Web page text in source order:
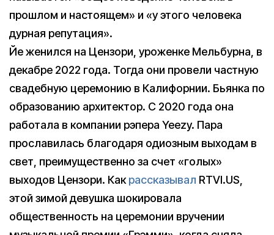
прошлом и настоящем» и «у этого человека
дурная репутация».
Йе женился на Цензори, уроженке Мельбурна, в
декабре 2022 года. Тогда они провели частную
свадебную церемонию в Калифорнии. Бьянка по
образованию архитектор. С 2020 года она
работала в компании рэпера Yeezy. Пара
прославилась благодаря одиозным выходам в
свет, преимущественно за счет «голых»
выходов Цензори. Какрассказывал RTVI.US,
этой зимой девушка шокировала
общественность на церемонии вручении